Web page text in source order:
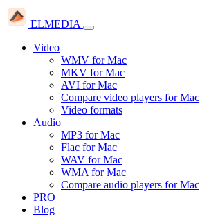
ELMEDIA
Video
WMV for Mac
MKV for Mac
AVI for Mac
Compare video players for Mac
Video formats
Audio
MP3 for Mac
Flac for Mac
WAV for Mac
WMA for Mac
Compare audio players for Mac
PRO
Blog